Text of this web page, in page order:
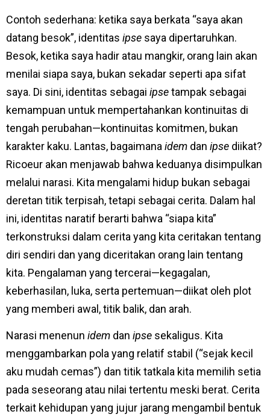
Contoh sederhana: ketika saya berkata “saya akan
datang besok”, identitas ipse saya dipertaruhkan.
Besok, ketika saya hadir atau mangkir, orang lain akan
menilai siapa saya, bukan sekadar seperti apa sifat
saya. Di sini, identitas sebagai ipsetampak sebagai
kemampuan untuk mempertahankan kontinuitas di
tengah perubahan—kontinuitas komitmen, bukan
karakter kaku. Lantas, bagaimana idem dan ipse diikat?
Ricoeur akan menjawab bahwa keduanya disimpulkan
melalui narasi. Kita mengalami hidup bukan sebagai
deretan titik terpisah, tetapi sebagai cerita. Dalam hal
ini, identitas naratif berarti bahwa “siapa kita”
terkonstruksi dalam cerita yang kita ceritakan tentang
diri sendiri dan yang diceritakan orang lain tentang
kita. Pengalaman yang tercerai—kegagalan,
keberhasilan, luka, serta pertemuan—diikat oleh plot
yang memberi awal, titik balik, dan arah.
Narasi menenun idem dan ipse sekaligus. Kita
menggambarkan pola yang relatif stabil (“sejak kecil
aku mudah cemas”) dan titik tatkala kita memilih setia
pada seseorang atau nilai tertentu meski berat. Cerita
terkait kehidupan yang jujur jarang mengambil bentuk